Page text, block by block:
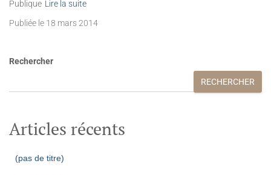
Publique Lire la suite
Publiée le 18 mars 2014
Rechercher
RECHERCHER
Articles récents
(pas de titre)